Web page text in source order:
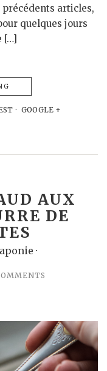
articles,
quelques jours
[…]
GOOGLE +
AUX
DE
·